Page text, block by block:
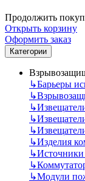
Продолжить
Открыть корзину
Оформить заказ
Категории
↳Барьеры
↳
↳
↳
↳
↳Изделия
↳
↳
↳Модули